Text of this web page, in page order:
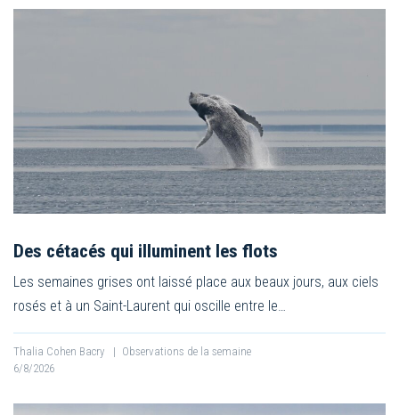
Des cétacés qui illuminent les flots
Les semaines grises ont laissé place aux beaux jours, aux ciels
rosés et à un Saint-Laurent qui oscille entre le…
Thalia Cohen Bacry | Observations de la semaine
6/8/2026